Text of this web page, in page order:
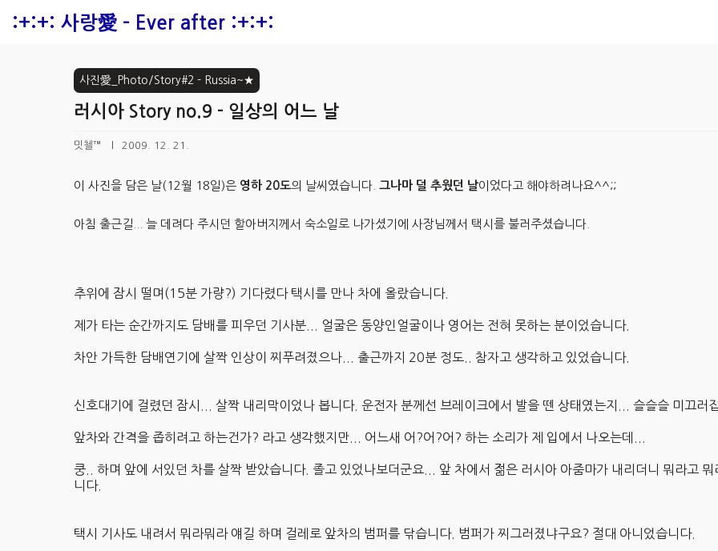
:+:+: 사랑愛 - Ever after :+:+:
사진愛_Photo/Story#2 - Russia~★
러시아 Story no.9 - 일상의 어느 날
밋첼™ 2009. 12. 21.
이 사진을 담은 날(12월 18일)은 영하 20도의 날씨였습니다. 그나마 덜 추웠던 날이었다고 해야하려나요^^;;
아침 출근길... 늘 데려다 주시던 할아버지께서 숙소일로 나가셨기에 사장님께서 택시를 불러주셨습니다.
추위에 잠시 떨며(15분 가량?) 기다렸다 택시를 만나 차에 올랐습니다.
제가 타는 순간까지도 담배를 피우던 기사분... 얼굴은 동양인얼굴이나 영어는 전혀 못하는 분이었습니다.
차안 가득한 담배연기에 살짝 인상이 찌푸려졌으나... 출근까지 20분 정도.. 참자고 생각하고 있었습니다.
신호대기에 걸렸던 잠시... 살짝 내리막이었나 봅니다. 운전자 분께선 브레이크에서 발을 뗀 상태였는지... 슬슬슬 미끄러
앞차와 간격을 좁히려고 하는건가? 라고 생각했지만... 어느새 어?어?어? 하는 소리가 제 입에서 나오는데...
쿵.. 하며 앞에 서있던 차를 살짝 받았습니다. 졸고 있었나보더군요... 앞 차에서 젊은 러시아 아줌마가 내리더니 뭐라고 뭐
니다.
택시 기사도 내려서 뭐라뭐라 얘길 하며 걸레로 앞차의 범퍼를 닦습니다. 범퍼가 찌그러졌냐구요? 절대 아니었습니다.